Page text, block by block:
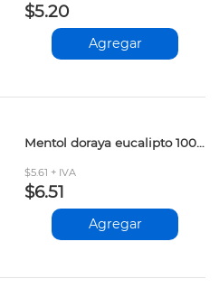
$5.20
Agregar
Mentol doraya eucalipto 100gr
$5.61 + IVA
$6.51
Agregar